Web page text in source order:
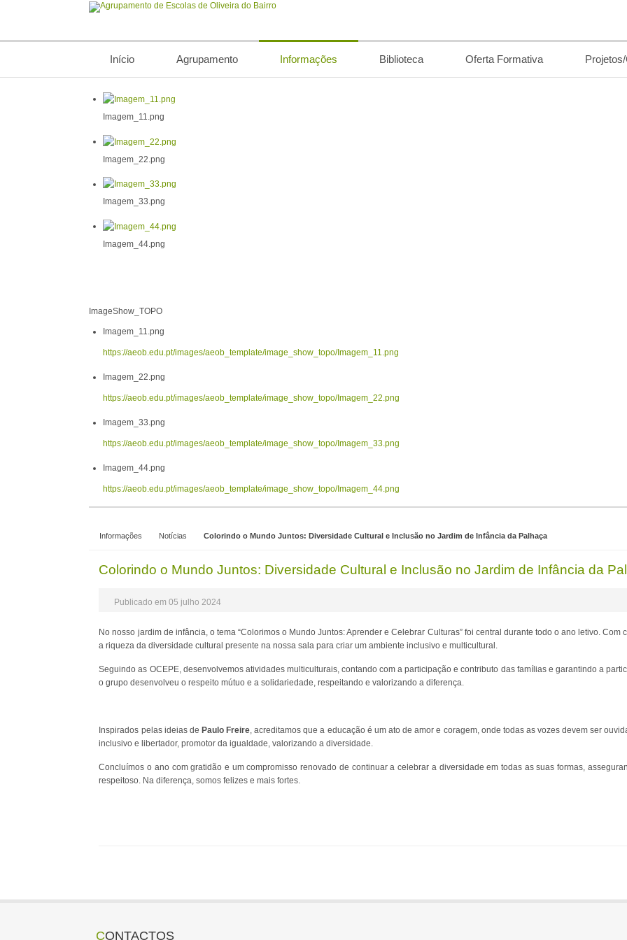
Início Agrupamento Informações Biblioteca Oferta Formativa
Imagem_11.png
Imagem_22.png
Imagem_33.png
Imagem_44.png
ImageShow_TOPO
Imagem_11.png
https://aeob.edu.pt/images/aeob_template/image_show_topo/Imagem_11.png
Imagem_22.png
https://aeob.edu.pt/images/aeob_template/image_show_topo/Imagem_22.png
Imagem_33.png
https://aeob.edu.pt/images/aeob_template/image_show_topo/Imagem_33.png
Imagem_44.png
https://aeob.edu.pt/images/aeob_template/image_show_topo/Imagem_44.png
Informações Notícias Colorindo o Mundo Juntos: Diversidade Cultural e Inclusão no Jardim de Infância da Palhaça
Colorindo o Mundo Juntos: Diversidade Cultural e Inclusão no Jardim de Infância da
Publicado em 05 julho 2024
No nosso jardim de infância, o tema “Colorimos o Mundo Juntos: Aprender e Celebrar Culturas” foi central durante todo o ano letivo.
a riqueza da diversidade cultural presente na nossa sala para criar um ambiente inclusivo e multicultural.
Seguindo as OCEPE, desenvolvemos atividades multiculturais, contando com a participação e contributo das famílias e garantindo a
o grupo desenvolveu o respeito mútuo e a solidariedade, respeitando e valorizando a diferença.
Inspirados pelas ideias de Paulo Freire, acreditamos que a educação é um ato de amor e coragem, onde todas as vozes devem ser
inclusivo e libertador, promotor da igualdade, valorizando a diversidade.
Concluímos o ano com gratidão e um compromisso renovado de continuar a celebrar a diversidade em todas as suas formas,
respeitoso. Na diferença, somos felizes e mais fortes.
CONTACTOS